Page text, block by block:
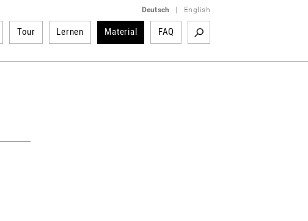
Deutsch English
Tour Lernen Material FAQ